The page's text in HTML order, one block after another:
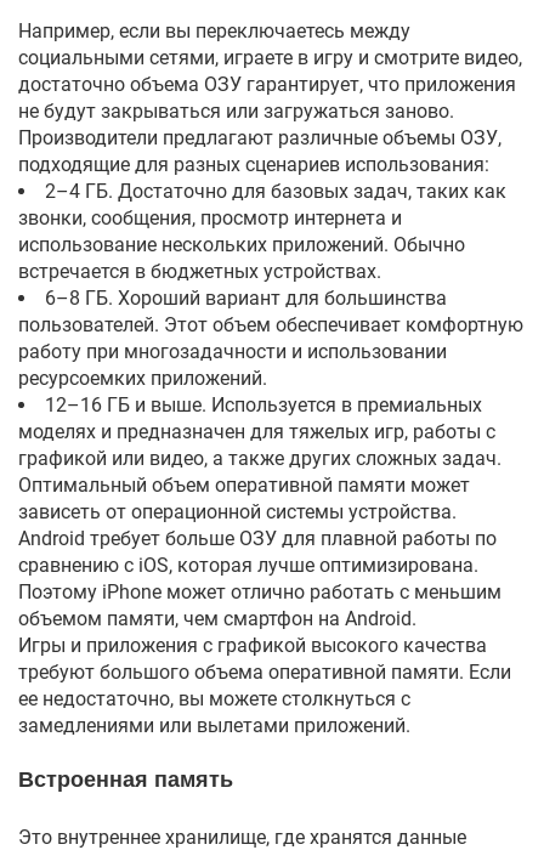
Например, если вы переключаетесь между
социальными сетями, играете в игру и смотрите видео,
достаточно объема ОЗУ гарантирует, что приложения
не будут закрываться или загружаться заново.
Производители предлагают различные объемы ОЗУ,
подходящие для разных сценариев использования:
2–4 ГБ. Достаточно для базовых задач, таких как
звонки, сообщения, просмотр интернета и
использование нескольких приложений. Обычно
встречается в бюджетных устройствах.
6–8 ГБ. Хороший вариант для большинства
пользователей. Этот объем обеспечивает комфортную
работу при многозадачности и использовании
ресурсоемких приложений.
12–16 ГБ и выше. Используется в премиальных
моделях и предназначен для тяжелых игр, работы с
графикой или видео, а также других сложных задач.
Оптимальный объем оперативной памяти может
зависеть от операционной системы устройства.
Android требует больше ОЗУ для плавной работы по
сравнению с iOS, которая лучше оптимизирована.
Поэтому iPhone может отлично работать с меньшим
объемом памяти, чем смартфон на Android.
Игры и приложения с графикой высокого качества
требуют большого объема оперативной памяти. Если
ее недостаточно, вы можете столкнуться с
замедлениями или вылетами приложений.
Встроенная память
Это внутреннее хранилище, где хранятся данные